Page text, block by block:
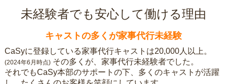
未経験者でも安心して働ける理由
キャストの多くが家事代行未経験
CaSyに登録している家事代行キャストは20,000人以上。
(2024年6月時点) その多くが、家事代行未経験者でした。
それでもCaSy本部のサポートの下、多くのキャストが活躍